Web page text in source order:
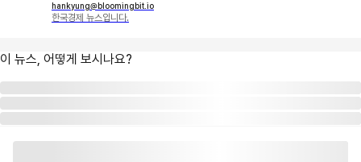
hankyung@bloomingbit.io
한국경제 뉴스입니다.
이 뉴스, 어떻게 보시나요?